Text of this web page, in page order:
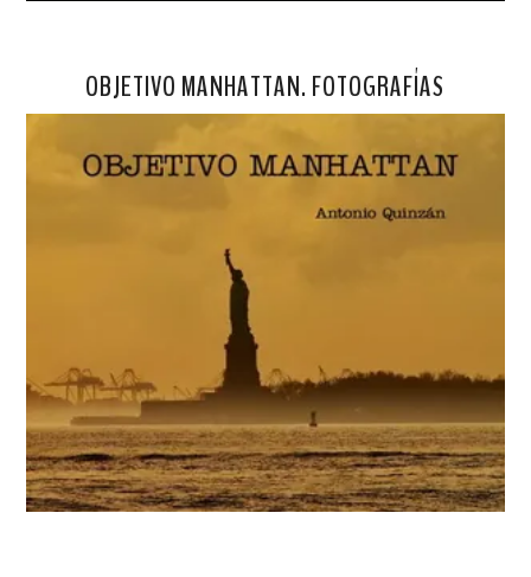
OBJETIVO MANHATTAN. FOTOGRAFÍAS